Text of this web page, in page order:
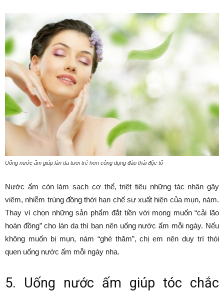
Uống nước ấm giúp làn da tươi trẻ hơn công dụng đào thải độc tố
Nước ấm còn làm sạch cơ thể, triệt tiêu những tác nhân gây
viêm, nhiễm trùng đồng thời hạn chế sự xuất hiện của mụn, nám.
Thay vì chọn những sản phẩm đắt tiền với mong muốn “cải lão
hoàn đồng” cho làn da thì bạn nên uống nước ấm mỗi ngày. Nếu
không muốn bị mụn, nám “ghé thăm”, chị em nên duy trì thói
quen uống nước ấm mỗi ngày nha.
5. Uống nước ấm giúp tóc chắc